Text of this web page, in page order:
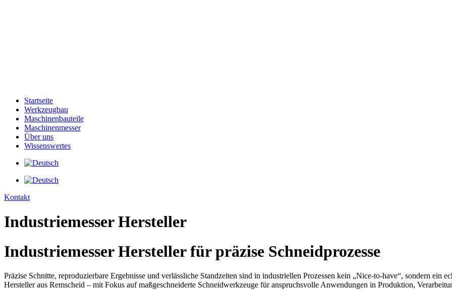
Startseite
Werkzeugbau
Maschinenbauteile
Maschinenmesser
Über uns
Wissenswertes
Kontakt
Industriemesser Hersteller
Industriemesser Hersteller für präzise Schneidprozesse
Präzise Schnitte, reproduzierbare Ergebnisse und verlässliche Standzeiten sind in industriellen Prozessen kein „Nice-to-have“, sondern ein
Hersteller aus Remscheid – mit Fokus auf maßgeschneiderte Schneidwerkzeuge für anspruchsvolle Anwendungen in Produktion,